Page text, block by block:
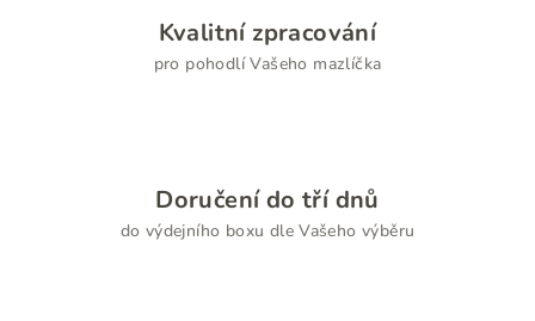
Kvalitní zpracování
pro pohodlí Vašeho mazlíčka
Doručení do tří dnů
do výdejního boxu dle Vašeho výběru